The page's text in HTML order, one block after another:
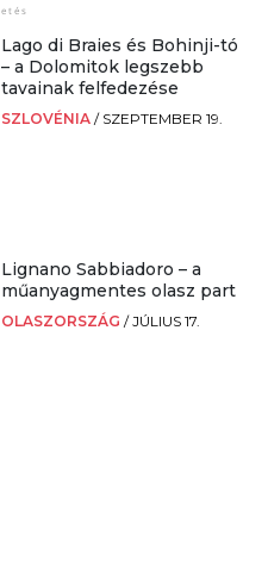
Lago di Braies és Bohinji-tó
– a Dolomitok legszebb
tavainak felfedezése
SZLOVÉNIA / SZEPTEMBER 19.
Lignano Sabbiadoro – a
műanyagmentes olasz part
OLASZORSZÁG /JÚLIUS 17.